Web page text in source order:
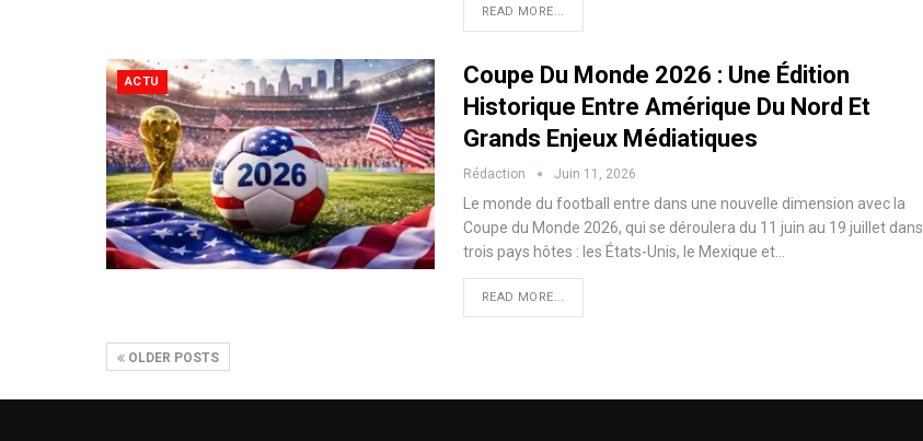
READ MORE...
ACTU
Coupe Du Monde 2026 : Une Édition
Historique Entre Amérique Du Nord Et
Grands Enjeux Médiatiques
Rédaction Juin 11, 2026
Le monde du football entre dans une nouvelle dimension avec la
Coupe du Monde 2026, qui se déroulera du 11 juin au 19 juillet dans
trois pays hôtes : les États-Unis, le Mexique et…
READ MORE...
OLDER POSTS